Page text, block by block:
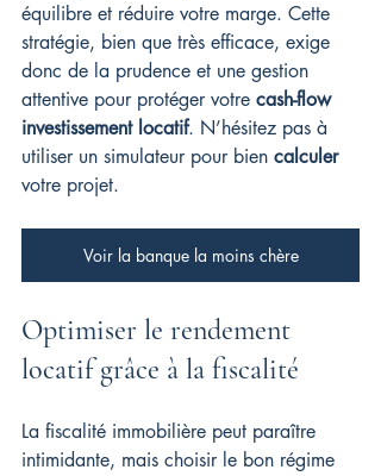
équilibre et réduire votre marge. Cette
stratégie, bien que très efficace, exige
donc de la prudence et une gestion
attentive pour protéger votre cash-flow
investissement locatif. N’hésitez pas à
utiliser un simulateur pour bien calculer
votre projet.
Voir la banque la moins chère
Optimiser le rendement
locatif grâce à la fiscalité
La fiscalité immobilière peut paraître
intimidante, mais choisir le bon régime